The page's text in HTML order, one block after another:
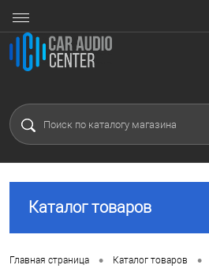
Каталог товаров
Главная страница • Каталог товаров •